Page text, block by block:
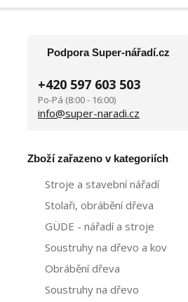
Podpora Super-nářadí.cz
+420 597 603 503
Po-Pá (8:00 - 16:00)
info@super-naradi.cz
Zboží zařazeno v kategoriích
Stroje a stavební nářadí
Stolaři, obrábění dřeva
GÜDE - nářadí a stroje
Soustruhy na dřevo a kov
Obrábění dřeva
Soustruhy na dřevo